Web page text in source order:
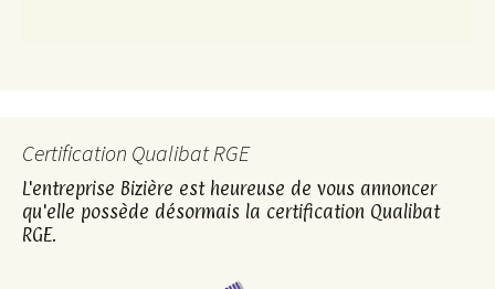
Certification Qualibat RGE
L'entreprise Bizière est heureuse de vous annoncer
qu'elle possède désormais la certification Qualibat
RGE.